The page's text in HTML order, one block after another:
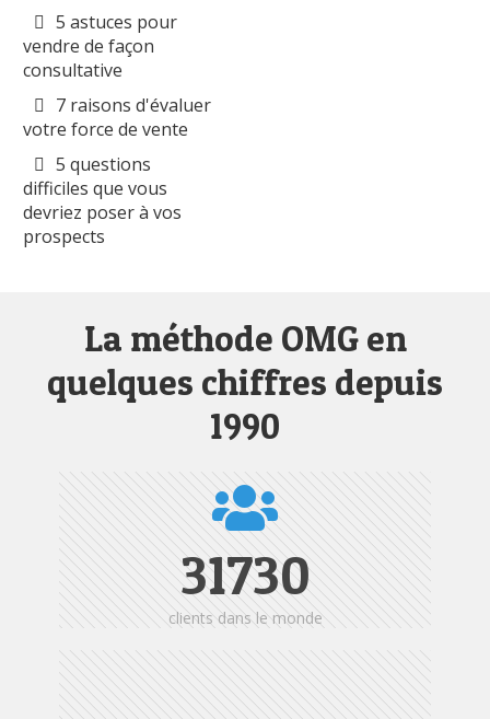
5 astuces pour
vendre de façon
consultative
7 raisons d'évaluer
votre force de vente
5 questions
difficiles que vous
devriez poser à vos
prospects
La méthode OMG en
quelques chiffres depuis
1990
31730
clients dans le monde